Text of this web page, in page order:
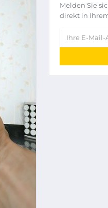
Melden Sie
direkt in
Ihre E-Mail-